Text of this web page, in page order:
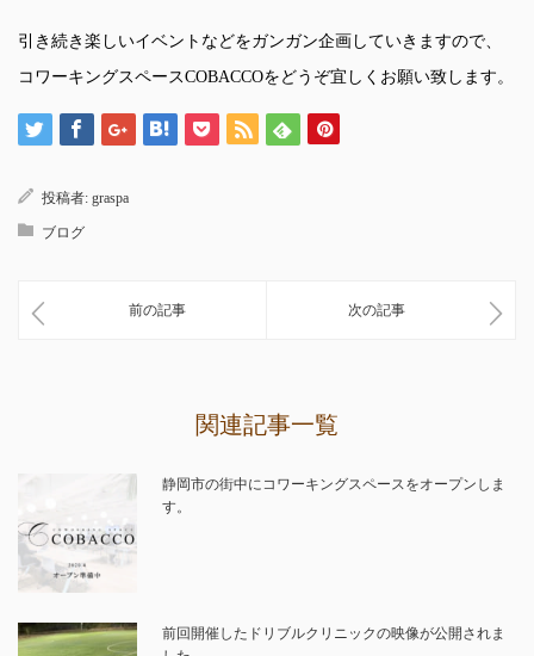
引き続き楽しいイベントなどをガンガン企画していきますので、
コワーキングスペースCOBACCOをどうぞ宜しくお願い致します。
投稿者: graspa
ブログ
前の記事 次の記事
関連記事一覧
静岡市の街中にコワーキングスペースをオープンしま
す。
前回開催したドリブルクリニックの映像が公開されま